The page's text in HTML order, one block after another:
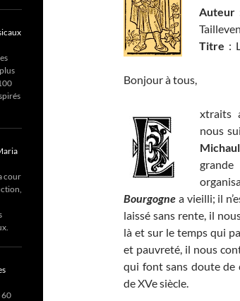
Auteur
Titre :
Bonjour à tous,
xtraits
nous
Bourgogne a vieilli; il
laissé sans rente, il
là et sur le temps qui
et pauvreté, il nous
qui font sans doute de
de XVe siècle.
cour
60